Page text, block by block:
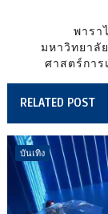
พารา
มหาวิทยาลั
ศาสตร์กา
RELATED POST
บันเทิง